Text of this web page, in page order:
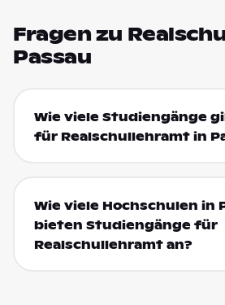
Fragen zu
Passau
Wie viele Studiengänge
für Realschullehramt in
Wie viele Hochschulen in
bieten Studiengänge für
Realschullehramt an?